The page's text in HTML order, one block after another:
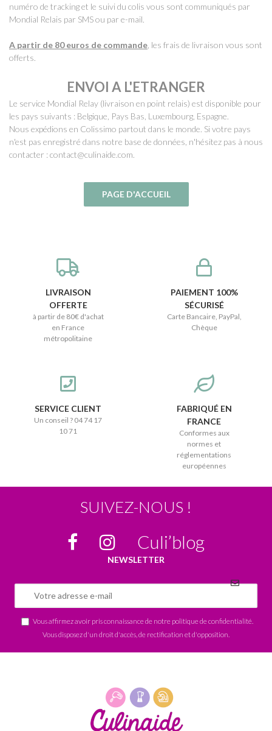
numéro de tracking et le suivi du colis vous sont communiqués par
Mondial Relais par SMS ou par e-mail.
A partir de 80 euros de commande , les frais de livraison vous sont
offerts.
ENVOI A L'ETRANGER
Le service Mondial Relay (livraison en point relais) est disponible pour
les pays suivants : Belgique, Pays Bas, Luxembourg, Espagne.
Nous expédions en Colissimo partout dans le monde. Si votre pays
n'est pas enregistré dans notre base de données, n'hésitez pas à nous
contacter : contact@culinaide.com.
LIVRAISON
OFFERTE
à partir de 80€ d'achat
en France
métropolitaine
PAIEMENT 100%
SÉCURISÉ
Carte Bancaire, PayPal,
Chèque
SERVICE CLIENT
Un conseil ? 04 74 17
10 71
FABRIQUÉ EN
FRANCE
Conformes aux
normes et
réglementations
européennes
SUIVEZ-NOUS !
Culi’blog
NEWSLETTER
Vous affirmez avoir pris connaissance de notre politique de confidentialité
Vous disposez d'un droit d'accès, de rectification et d'opposition.